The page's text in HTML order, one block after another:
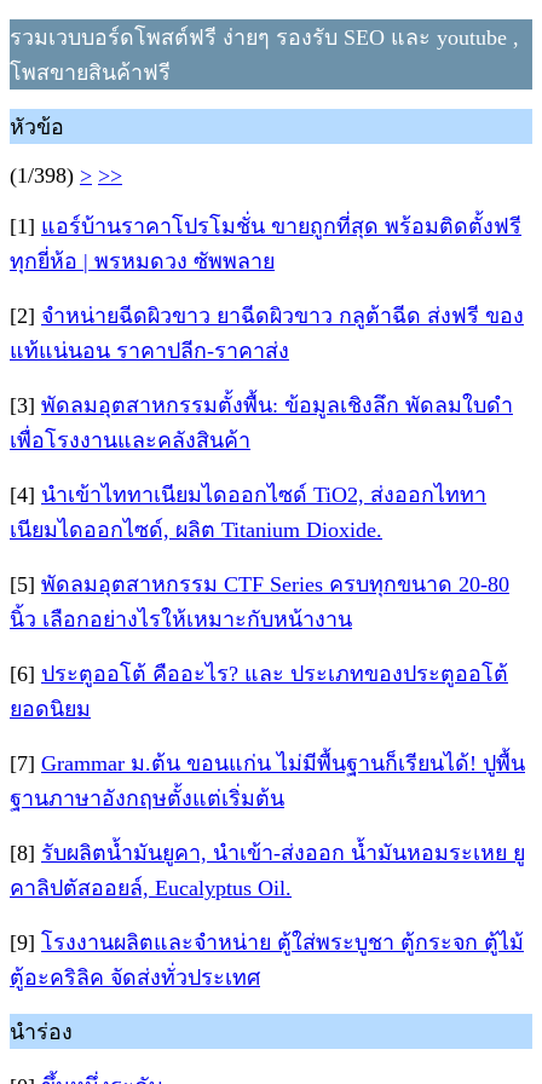
รวมเวบบอร์ดโพสต์ฟรี ง่ายๆ รองรับ SEO และ youtube ,
โพสขายสินค้าฟรี
หัวข้อ
(1/398) > >>
[1] แอร์บ้านราคาโปรโมชั่น ขายถูกที่สุด พร้อมติดตั้งฟรี
ทุกยี่ห้อ | พรหมดวง ซัพพลาย
[2] จำหน่ายฉีดผิวขาว ยาฉีดผิวขาว กลูต้าฉีด ส่งฟรี ของ
แท้แน่นอน ราคาปลีก-ราคาส่ง
[3] พัดลมอุตสาหกรรมตั้งพื้น: ข้อมูลเชิงลึก พัดลมใบดำ
เพื่อโรงงานและคลังสินค้า
[4] นำเข้าไททาเนียมไดออกไซด์ TiO2, ส่งออกไททา
เนียมไดออกไซด์, ผลิต Titanium Dioxide.
[5] พัดลมอุตสาหกรรม CTF Series ครบทุกขนาด 20-80
นิ้ว เลือกอย่างไรให้เหมาะกับหน้างาน
[6] ประตูออโต้ คืออะไร? และ ประเภทของประตูออโต้
ยอดนิยม
[7] Grammar ม.ต้น ขอนแก่น ไม่มีพื้นฐานก็เรียนได้! ปูพื้น
ฐานภาษาอังกฤษตั้งแต่เริ่มต้น
[8] รับผลิตน้ำมันยูคา, นำเข้า-ส่งออก น้ำมันหอมระเหย ยู
คาลิปตัสออยล์, Eucalyptus Oil.
[9] โรงงานผลิตและจำหน่าย ตู้ใส่พระบูชา ตู้กระจก ตู้ไม้
ตู้อะคริลิค จัดส่งทั่วประเทศ
นำร่อง